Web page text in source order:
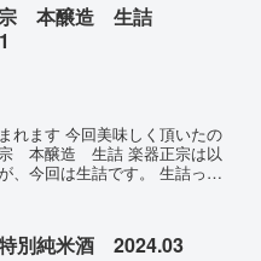
宗 本醸造 生詰
れます 今回美味しく頂いたの
本醸造 生詰 楽器正宗は以
、今回は生詰です。 生詰って
別純米酒 2024.03